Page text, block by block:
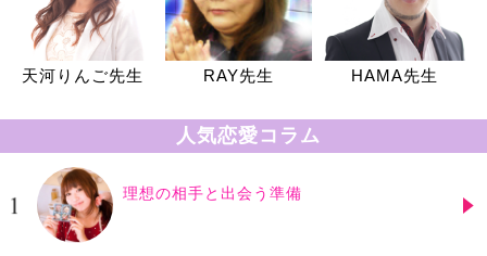
天河りんご先生 RAY先生 HAMA先生
人気恋愛コラム
理想の相手と出会う準備